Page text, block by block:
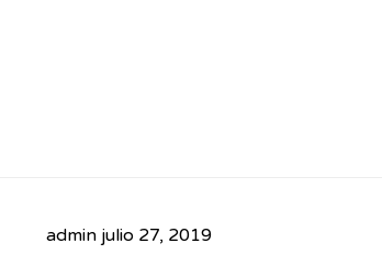
admin julio 27, 2019